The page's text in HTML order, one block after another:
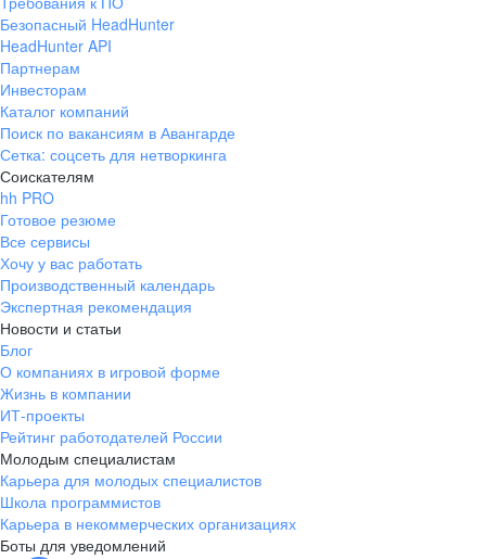
Безопасный HeadHunter
HeadHunter API
Партнерам
Инвесторам
Каталог компаний
Поиск по вакансиям в Авангарде
Сетка: соцсеть для нетворкинга
Соискателям
hh PRO
Готовое резюме
Все сервисы
Хочу у вас работать
Производственный календарь
Экспертная рекомендация
Новости и статьи
Блог
О компаниях в игровой форме
Жизнь в компании
ИТ-проекты
Рейтинг работодателей России
Молодым специалистам
Карьера для молодых специалистов
Школа программистов
Карьера в некоммерческих организациях
Боты для уведомлений